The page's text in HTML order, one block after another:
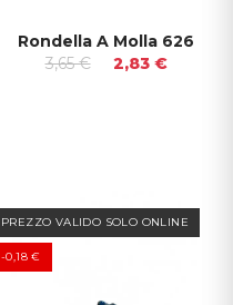
Rondella A Molla 626
3,65 €
2,83 €
PREZZO VALIDO SOLO ONLINE
-0,18 €